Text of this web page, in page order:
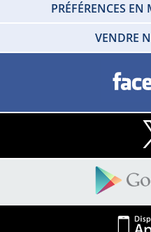
PRÉFÉRENCES
VENDRE